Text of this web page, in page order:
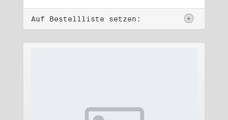
Auf Bestellliste setzen: